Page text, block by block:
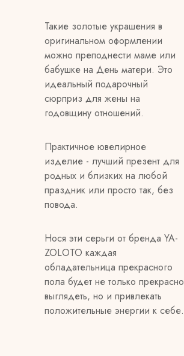
Такие золотые украшения в
оригинальном оформлении
можно преподнести маме или
бабушке на День матери. Это
идеальный подарочный
сюрприз для жены на
годовщину отношений.
Практичное ювелирное
изделие - лучший презент для
родных и близких на любой
праздник или просто так, без
повода.
Нося эти серьги от бренда YA-
ZOLOTO каждая
обладательница прекрасного
пола будет не только прекрасно
выглядеть, но и привлекать
положительные энергии к себе.